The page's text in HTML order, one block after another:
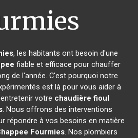
, les habitants ont besoin d'une
fiable et efficace pour chauffer
de l'année. C'est pourquoi notre
est là pour vous aider à
votre chaudière fioul
. Nous offrons des interventions
répondre à vos besoins en matière
Fourmies. Nos plombiers